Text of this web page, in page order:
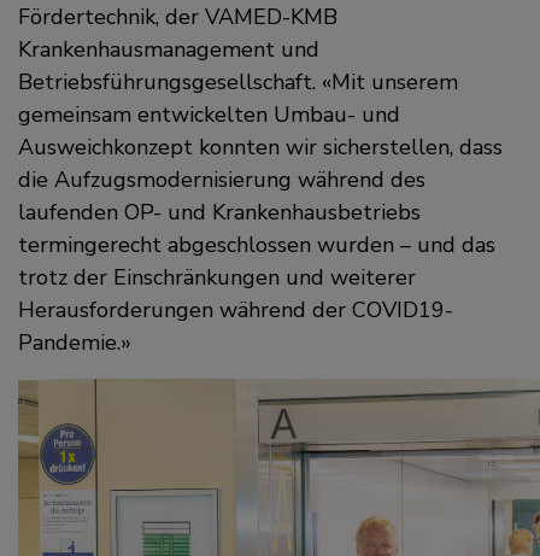
Fördertechnik, der VAMED-KMB
Krankenhausmanagement und
Betriebsführungsgesellschaft.
Mit unserem
gemeinsam entwickelten Umbau- und
Ausweichkonzept konnten wir sicherstellen, dass
die Aufzugsmodernisierung während des
laufenden OP- und Krankenhausbetriebs
termingerecht abgeschlossen wurden – und das
trotz der Einschränkungen und weiterer
Herausforderungen während der COVID19-
Pandemie.